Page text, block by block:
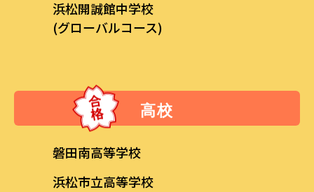
浜松開誠館中学校
(グローバルコース)
高校
磐田南高等学校
浜松市立高等学校